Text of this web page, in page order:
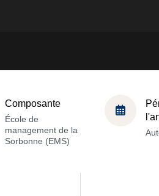
Composante
École de
management de la
Sorbonne (EMS)